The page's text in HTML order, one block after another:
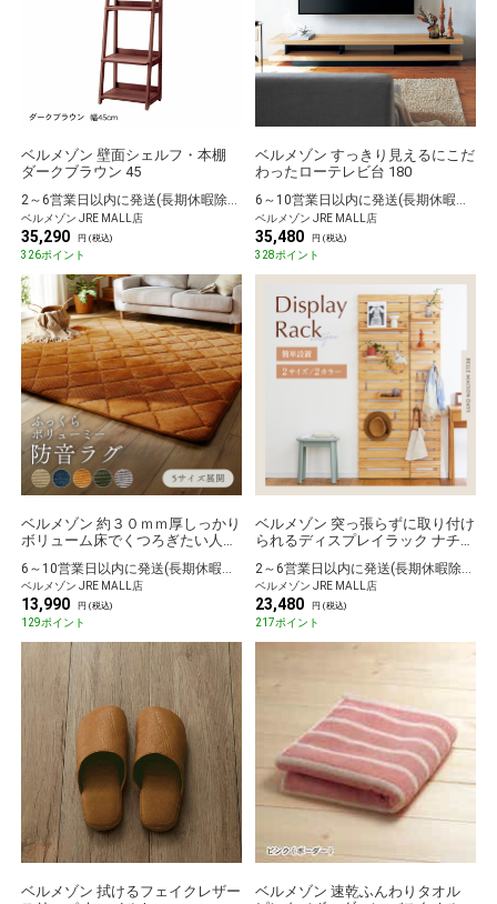
ベルメゾン 壁面シェルフ・本棚
ダークブラウン 45
2～6営業日以内に発送(長期休暇除く)
ベルメゾン JRE MALL店
35,290 円 (税込)
326ポイント
ベルメゾン すっきり見えるにこだ
わったローテレビ台 180
6～10営業日以内に発送(長期休暇除く)
ベルメゾン JRE MALL店
35,480 円 (税込)
328ポイント
ベルメゾン 約３０ｍｍ厚しっかり
ボリューム床でくつろぎたい人専
１８５×１８５
ベルメゾン JRE MALL店
13,990 円 (税込)
129ポイント
ベルメゾン 突っ張らずに取り付け
られるディスプレイラック ナチュ
ベルメゾン JRE MALL店
23,480 円 (税込)
217ポイント
ベルメゾン 拭けるフェイクレザー
ベルメゾン 速乾ふんわりタオル